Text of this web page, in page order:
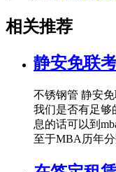
相关推荐
静安免联
不锈钢管 静安
我们是否有足够
息的话可以到
至于MBA历年